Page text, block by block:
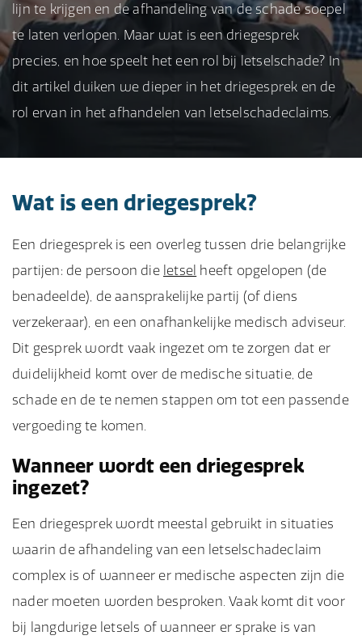
lijn te krijgen en de afhandeling van de schade soepel
te laten verlopen. Maar wat is een driegesprek
precies, en hoe speelt het een rol bij letselschade? In
dit artikel duiken we dieper in het driegesprek en de
rol ervan in het afhandelen van letselschadeclaims.
Wat is een driegesprek?
Een driegesprek is een overleg tussen drie belangrijke
partijen: de persoon die letsel heeft opgelopen (de
benadeelde), de aansprakelijke partij (of diens
verzekeraar), en een onafhankelijke medisch adviseur.
Dit gesprek wordt vaak ingezet om te zorgen dat er
duidelijkheid komt over de medische situatie, de
schade en de te nemen stappen om tot een passende
vergoeding te komen.
Wanneer wordt een driegesprek
ingezet?
Een driegesprek wordt meestal gebruikt in situaties
waarin de afhandeling van een letselschadeclaim
complex is of wanneer er medische aspecten zijn die
nader moeten worden besproken. Vaak komt dit voor
bij langdurige letsels of wanneer er sprake is van